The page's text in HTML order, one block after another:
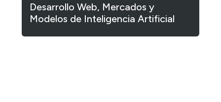
Desarrollo Web, Mercados y
Modelos de Inteligencia Artificial